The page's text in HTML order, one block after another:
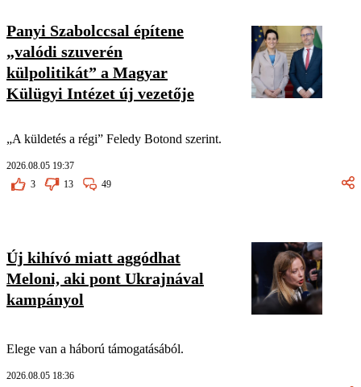
Panyi Szabolccsal építene
„valódi szuverén
külpolitikát” a Magyar
Külügyi Intézet új vezetője
„A küldetés a régi” Feledy Botond szerint.
2026.08.05 19:37
3
13 49
Új kihívó miatt aggódhat
Meloni, aki pont Ukrajnával
kampányol
Elege van a háború támogatásából.
2026.08.05 18:36